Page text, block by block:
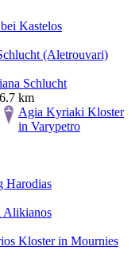
Kastelos
(Aletrouvari)
Schlucht
6.7 km
Agia Kyriaki Kloster
in Varypetro
Harodias
Alikianos
Kloster in Mournies